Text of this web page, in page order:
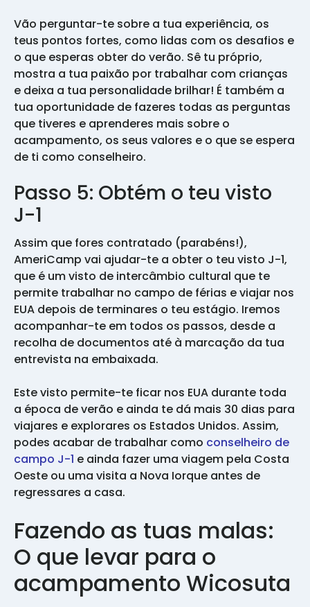
Vão perguntar-te sobre a tua experiência, os
teus pontos fortes, como lidas com os desafios e
o que esperas obter do verão. Sê tu próprio,
mostra a tua paixão por trabalhar com crianças
e deixa a tua personalidade brilhar! É também a
tua oportunidade de fazeres todas as perguntas
que tiveres e aprenderes mais sobre o
acampamento, os seus valores e o que se espera
de ti como conselheiro.
Passo 5: Obtém o teu visto
J-1
Assim que fores contratado (parabéns!),
AmeriCamp vai ajudar-te a obter o teu visto J-1,
que é um visto de intercâmbio cultural que te
permite trabalhar no campo de férias e viajar nos
EUA depois de terminares o teu estágio. Iremos
acompanhar-te em todos os passos, desde a
recolha de documentos até à marcação da tua
entrevista na embaixada.
Este visto permite-te ficar nos EUA durante toda
a época de verão e ainda te dá mais 30 dias para
viajares e explorares os Estados Unidos. Assim,
podes acabar de trabalhar como conselheiro de
campo J-1 e ainda fazer uma viagem pela Costa
Oeste ou uma visita a Nova Iorque antes de
regressares a casa.
Fazendo as tuas malas:
O que levar para o
acampamento Wicosuta